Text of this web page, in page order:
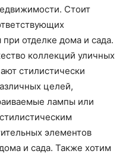
Стоит
отделке дома и сада.
коллекций уличных
стилистически
целей,
лампы или
элементов
и сада. Также хотим